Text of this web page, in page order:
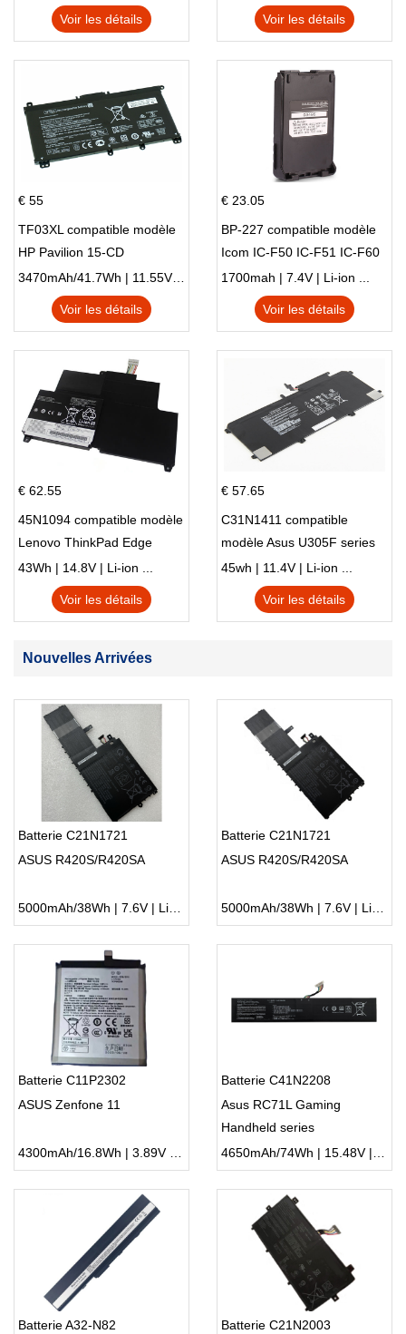
Voir les détails
HSTNN-LB8S M01118-421
M01144-005 13-BB 14-DV
Voir les détails
€ 55
TF03XL compatible modèle
HP Pavilion 15-CD
3470mAh/41.7Wh | 11.55V | Li-ion ...
Voir les détails
€ 23.05
BP-227 compatible modèle
Icom IC-F50 IC-F51 IC-F60
IC-F61 IC-M87
1700mah | 7.4V | Li-ion ...
Voir les détails
€ 62.55
45N1094 compatible modèle
Lenovo ThinkPad Edge
S230u Twist
43Wh | 14.8V | Li-ion ...
Voir les détails
€ 57.65
C31N1411 compatible
modèle Asus U305F series
45wh | 11.4V | Li-ion ...
Voir les détails
Nouvelles Arrivées
Batterie C21N1721
ASUS R420S/R420SA
5000mAh/38Wh | 7.6V | Li-ion ...
Batterie C21N1721
ASUS R420S/R420SA
5000mAh/38Wh | 7.6V | Li-ion ...
Batterie C11P2302
ASUS Zenfone 11
4300mAh/16.8Wh | 3.89V | Li-ion ...
Batterie C41N2208
Asus RC71L Gaming
Handheld series
4650mAh/74Wh | 15.48V | Li-ion ...
Batterie A32-N82
Batterie C21N2003